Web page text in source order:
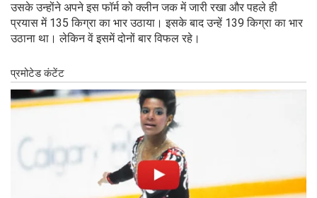
उसके उन्होंने अपने इस फॉर्म को क्लीन जक में जारी रखा और पहले ही
प्रयास में 135 किग्रा का भार उठाया। इसके बाद उन्हें 139 किग्रा का भार
उठाना था। लेकिन वें इसमें दोनों बार विफल रहे।